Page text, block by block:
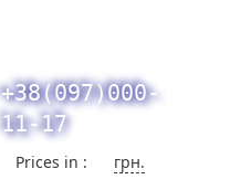
+38(097)000-
11-17
Prices in : грн.